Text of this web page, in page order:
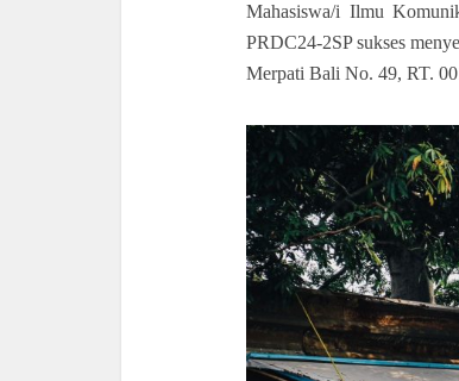
Mahasiswa/i Ilmu
PRDC24-2SP sukses
Merpati Bali No. 49, RT.